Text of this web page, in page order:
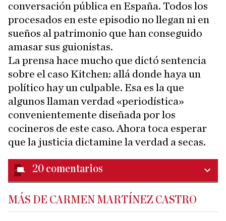
conversación pública en España. Todos los
procesados en este episodio no llegan ni en
sueños al patrimonio que han conseguido
amasar sus guionistas.
La prensa hace mucho que dictó sentencia
sobre el caso Kitchen: allá donde haya un
político hay un culpable. Esa es la que
algunos llaman verdad «periodística»
convenientemente diseñada por los
cocineros de este caso. Ahora toca esperar
que la justicia dictamine la verdad a secas.
20 comentarios
MÁS DE CARMEN MARTÍNEZ CASTRO